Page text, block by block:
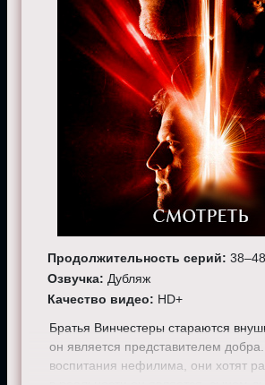
Продолжительность серий:
Озвучка: Дубляж
Качество видео: HD+
Братья Винчестеры стараются
он является представителем
воспитания нефилима, они хотят